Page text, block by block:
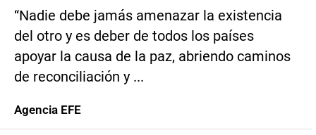
“Nadie debe jamás amenazar la existencia
del otro y es deber de todos los países
apoyar la causa de la paz, abriendo caminos
de reconciliación y ...
Agencia EFE